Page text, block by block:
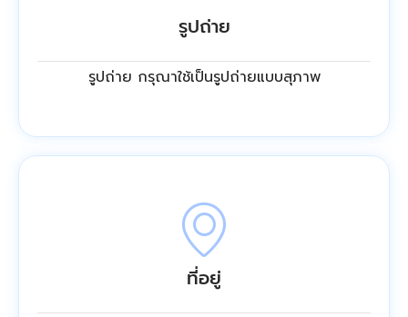
รูปถ่าย
รูปถ่าย กรุณาใช้เป็นรูปถ่ายแบบสุภาพ
ที่อยู่